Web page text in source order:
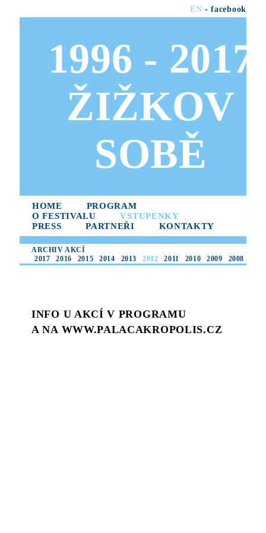
EN -facebook
1996 - 2017
ŽIŽKOV
SOBĚ
HOME
PROGRAM
O FESTIVALU
VSTUPENKY
PRESS
PARTNEŘI KONTAKTY
ARCHIV AKCÍ
2017
2016 2015 2014 2013 2012 2011 2010 2009 2008
INFO U AKCÍ V PROGRAMU
A NA WWW.PALACAKROPOLIS.CZ